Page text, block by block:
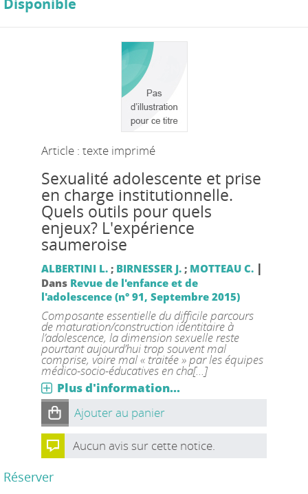
Disponible
Article : texte imprimé
Sexualité adolescente et prise
en charge institutionnelle.
Quels outils pour quels
enjeux? L'expérience
saumeroise
ALBERTINI L.; BIRNESSER J.; MOTTEAU C. |
Dans Revue de l'enfance et de
l'adolescence (n° 91, Septembre 2015)
Composante essentielle du difficile parcours
de maturation/construction identitaire à
l’adolescence, la dimension sexuelle reste
pourtant aujourd’hui trop souvent mal
comprise, voire mal « traitée » par les équipes
médico-socio-éducatives en cha[...]
Plus d'information...
Ajouter au panier
Aucun avis sur cette notice.
Réserver